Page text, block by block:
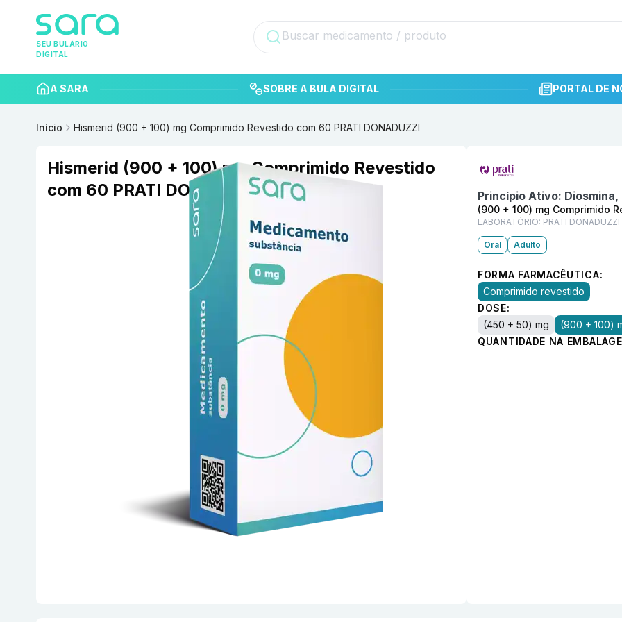
SEU BULÁRIO
DIGITAL
A SARA SOBRE A BULA DIGITAL PORTAL DE
Início Hismerid (900 + 100) mg Comprimido Revestido com 60 PRATI DONADUZZI
Hismerid (900 + 100) mg Comprimido Revestido
com 60 PRATI DONADUZZI
Princípio Ativo:
(900 + 100) mg Comprimido
LABORATÓRIO: PRATI DONADUZZI
Oral Adulto
FORMA FARMACÊUTICA:
Comprimido revestido
DOSE:
(450 + 50) mg
(900 + 100)
QUANTIDADE NA